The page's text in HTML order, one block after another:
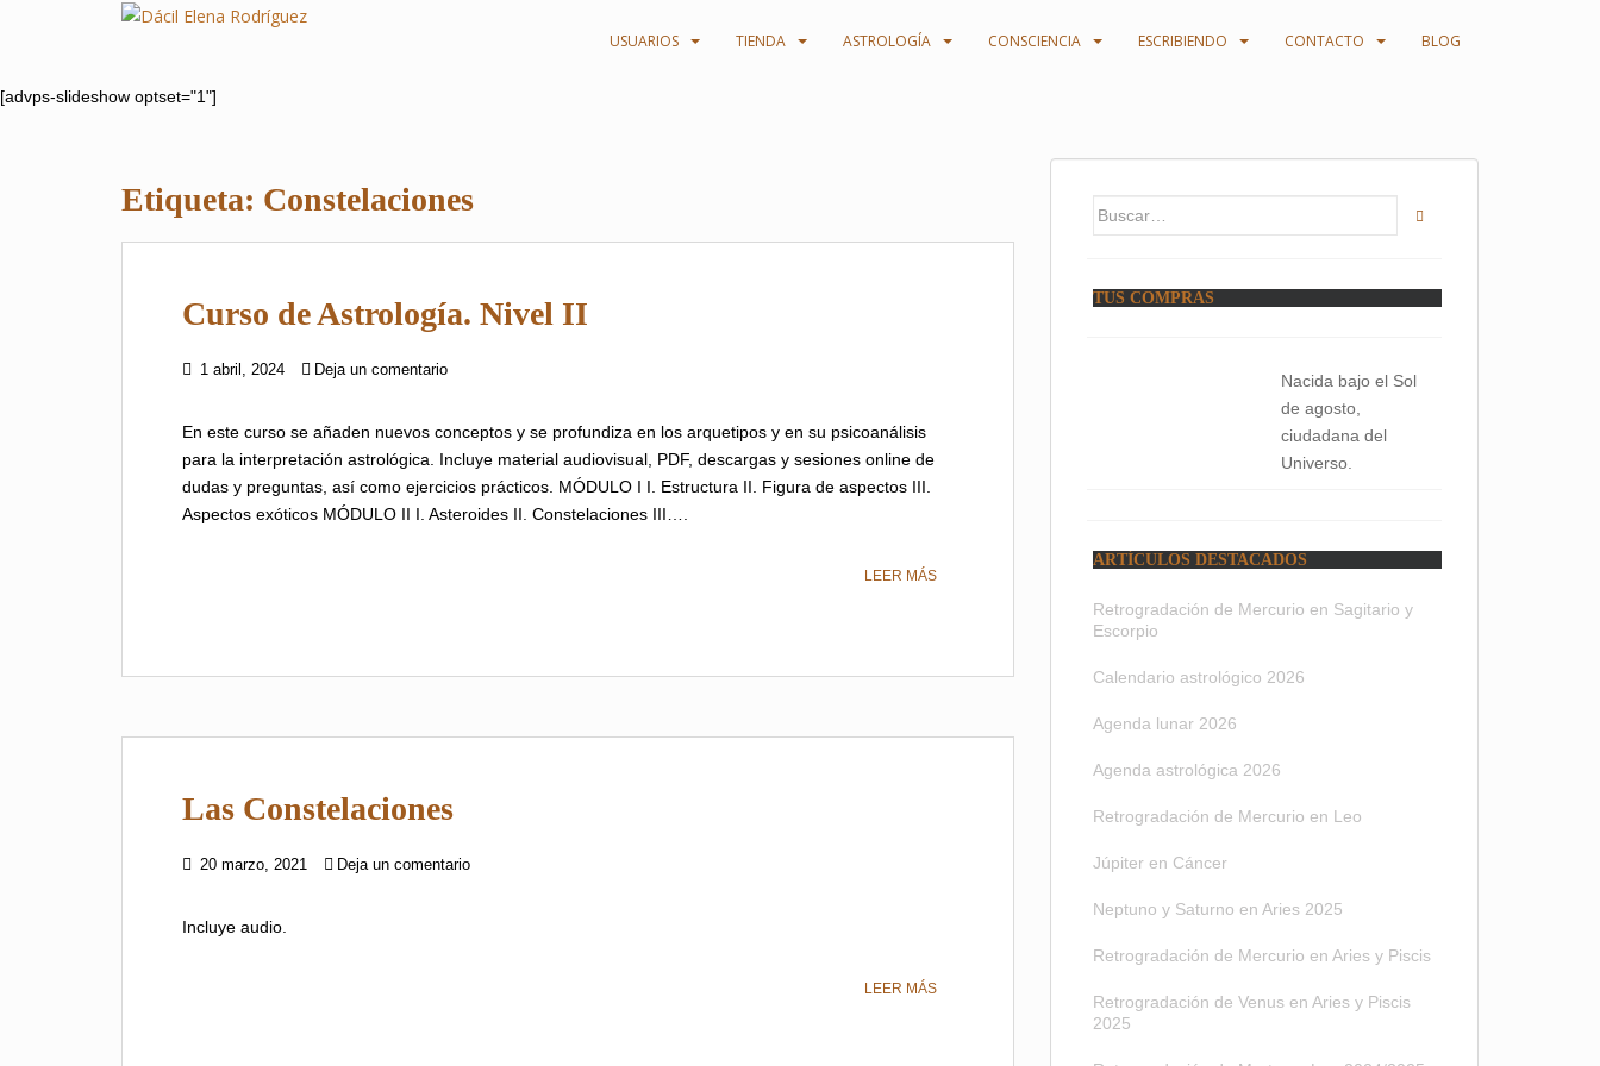
p
USUARIOS TIENDA ASTROLOGÍA CONSCIENCIA ESCRIBIENDO CONTACTO BLOG
[advps-slideshow optset="1"]
Etiqueta: Constelaciones
Curso de Astrología. Nivel II
1 abril, 2024 Deja un comentario
En este curso se añaden nuevos conceptos y se profundiza en los arquetipos y en su psicoanálisis
para la interpretación astrológica. Incluye material audiovisual, PDF, descargas y sesiones online de
dudas y preguntas, así como ejercicios prácticos. MÓDULO I I. Estructura II. Figura de aspectos III.
Aspectos exóticos MÓDULO II I. Asteroides II. Constelaciones III….
LEER MÁS
Las Constelaciones
20 marzo, 2021 Deja un comentario
Incluye audio.
LEER MÁS
Buscar:
TUS COMPRAS
Nacida bajo el Sol
de agosto,
ciudadana del
Universo.
ARTÍCULOS DESTACADOS
Retrogradación de Mercurio en Sagitario y
Escorpio
Calendario astrológico 2026
Agenda lunar 2026
Agenda astrológica 2026
Retrogradación de Mercurio en Leo
Júpiter en Cáncer
Neptuno y Saturno en Aries 2025
Retrogradación de Mercurio en Aries y Piscis
Retrogradación de Venus en Aries y Piscis
2025